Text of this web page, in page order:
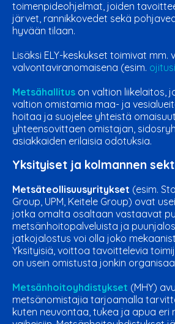
toimenpideohjelmat, joiden
järvet, rannikkovedet sekä
hyvään tilaan.
Lisäksi ELY-keskukset toimivat mm.
valvontaviranomaisena (esim.
Metsähallitus on valtion liikelaitos,
valtion omistamia maa- ja
hoitaa ja suojelee yhteistä
yhteensovittaen omistajan,
asiakkaiden erilaisia odotuksia.
Yksityiset ja kolmannen
Metsäteollisuusyritykset (esim.
Group, UPM, Keitele Group) ovat
jotka omalta osaltaan vastaavat
metsänhoitopalveluista ja
jatkojalostus voi olla joko
Yksityisiä, voittoa tavoittelevia
on usein omistusta jonkin
Metsänhoitoyhdistykset (MHY)
metsänomistajia tarjoamalla
kuten neuvontaa, tukea ja apua eri